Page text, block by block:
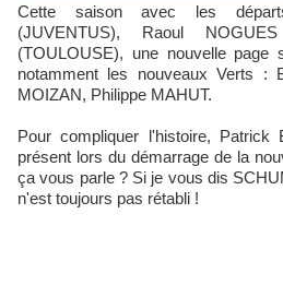
Cette saison avec les départs de Michel PLATINI
(JUVENTUS), Raoul
(TOULOUSE), une nouvelle
notamment les nouveaux Verts :
MOIZAN, Philippe MAHUT.
Pour compliquer l'histoire, Patrick
présent lors du démarrage de la
ça vous parle ? Si je vous dis
n'est toujours pas rétabli !